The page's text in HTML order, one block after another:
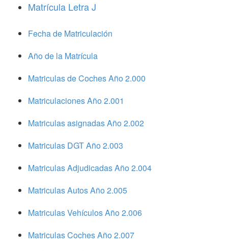
Matrícula Letra J
Fecha de Matriculación
Año de la Matrícula
Matriculas de Coches Año 2.000
Matriculaciones Año 2.001
Matriculas asignadas Año 2.002
Matriculas DGT Año 2.003
Matriculas Adjudicadas Año 2.004
Matriculas Autos Año 2.005
Matriculas Vehículos Año 2.006
Matriculas Coches Año 2.007